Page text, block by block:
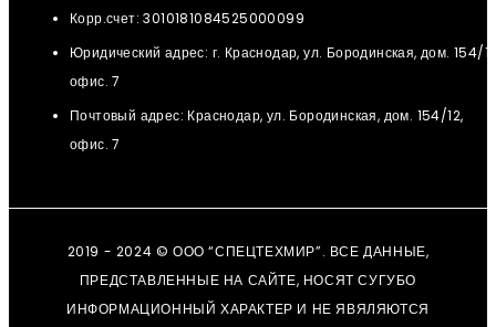
Корр.счет: 3010181084525000099
Юридический адрес: г. Краснодар, ул. Бородинская, дом. 154/
офис. 7
Почтовый адрес: Краснодар, ул. Бородинская, дом. 154/12,
офис. 7
2019 - 2024 © ООО “СПЕЦТЕХМИР”. ВСЕ ДАННЫЕ,
ПРЕДСТАВЛЕННЫЕ НА САЙТЕ, НОСЯТ СУГУБО
ИНФОРМАЦИОННЫЙ ХАРАКТЕР И НЕ ЯВЯЛЯЮТСЯ